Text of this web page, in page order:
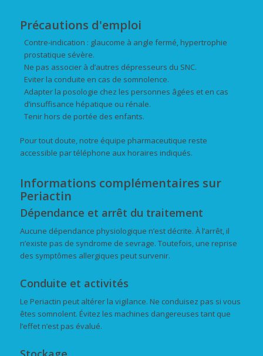
Précautions d'emploi
Contre-indication : glaucome à angle fermé, hypertrophie
prostatique sévère.
Ne pas associer à d’autres dépresseurs du SNC.
Eviter la conduite en cas de somnolence.
Adapter la posologie chez les personnes âgées et en cas
d’insuffisance hépatique ou rénale.
Tenir hors de portée des enfants.
Pour tout doute, notre équipe pharmaceutique reste
accessible par téléphone aux horaires indiqués.
Informations complémentaires sur
Periactin
Dépendance et arrêt du traitement
Aucune dépendance physiologique n’est décrite. À l’arrêt, il
n’existe pas de syndrome de sevrage. Toutefois, une reprise
des symptômes allergiques peut survenir.
Conduite et activités
Le Periactin peut altérer la vigilance. Ne conduisez pas si vous
êtes somnolent. Évitez les machines dangereuses tant que
l’effet n’est pas évalué.